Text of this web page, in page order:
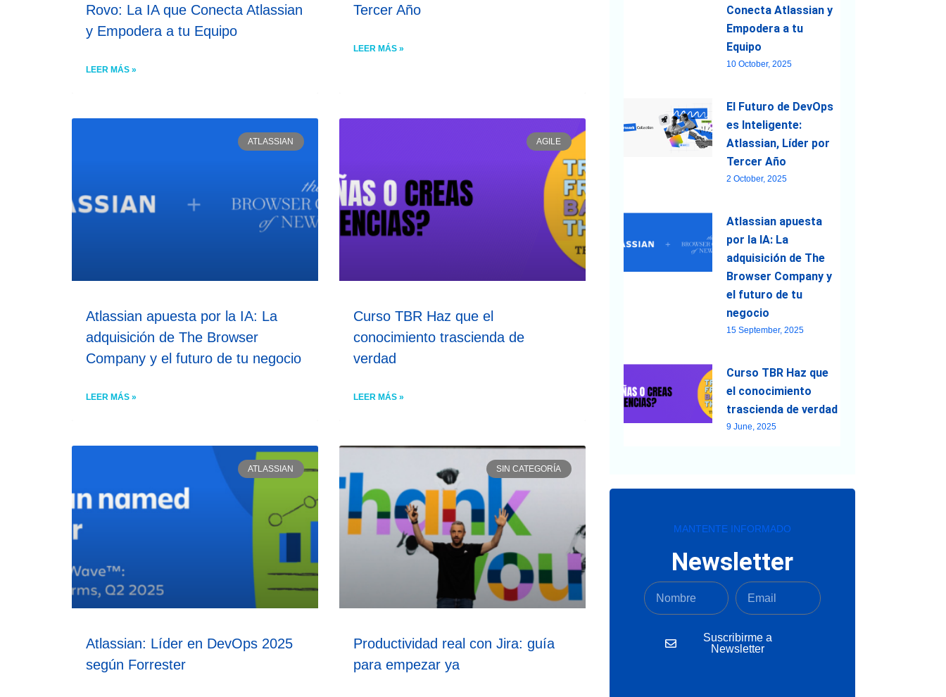
Rovo: La IA que Conecta Atlassian
y Empodera a tu Equipo
LEER MÁS »
Tercer Año
LEER MÁS »
ATLASSIAN
Atlassian apuesta por la IA: La
adquisición de The Browser
Company y el futuro de tu negocio
LEER MÁS »
AGILE
Curso TBR Haz que el
conocimiento trascienda de
verdad
LEER MÁS »
ATLASSIAN
Atlassian: Líder en DevOps 2025
según Forrester
SIN CATEGORÍA
Productividad real con Jira: guía
para empezar ya
Conecta Atlassian y
Empodera a tu
Equipo
10 October, 2025
El Futuro de DevOps
es Inteligente:
Atlassian, Líder por
Tercer Año
2 October, 2025
Atlassian apuesta
por la IA: La
adquisición de The
Browser Company y
el futuro de tu
negocio
15 September, 2025
Curso TBR Haz que
el conocimiento
trascienda de verdad
9 June, 2025
MANTENTE INFORMADO
Newsletter
Suscribirme a
Newsletter